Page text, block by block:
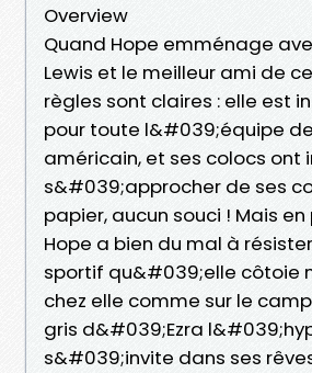
Overview
Quand Hope emménage
Lewis et le meilleur ami de
règles sont claires : elle est
pour toute l&#039;équipe
américain, et ses colocs ont
s&#039;approcher de ses
papier, aucun souci ! Mais en
Hope a bien du mal à
sportif qu&#039;elle côtoie
chez elle comme sur le
gris d&#039;Ezra
s&#039;invite dans ses